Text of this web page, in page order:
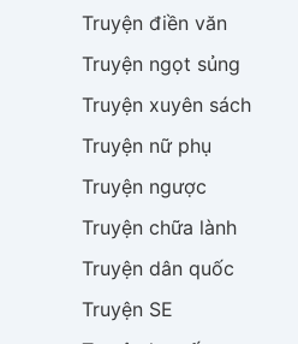
Truyện điền văn
Truyện ngọt sủng
Truyện xuyên sách
Truyện nữ phụ
Truyện ngược
Truyện chữa lành
Truyện dân quốc
Truyện SE